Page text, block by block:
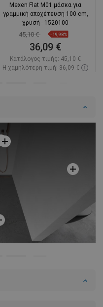
Mexen Flat M01 μάσκα για
γραμμική αποχέτευση 100 cm,
χρυσή - 1520100
45,10 € -19,98%
36,09 €
Κατάλογος τιμής: 45,10 €
Η χαμηλότερη τιμή: 36,09 €